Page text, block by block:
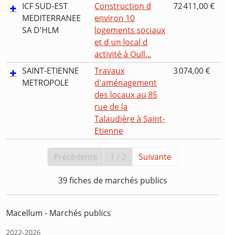
ICF SUD-EST
MEDITERRANEE
SA D'HLM
Construction d
environ 10
logements sociaux
et d un local d
activité à Oull...
72 411,00 €
SAINT-ETIENNE
METROPOLE
Travaux
d'aménagement
des locaux au 85
rue de la
Talaudière à Saint-
Etienne
3 074,00 €
Précédente 1 / 2 Suivante
39 fiches de marchés publics
Macellum - Marchés publics
2022-2026